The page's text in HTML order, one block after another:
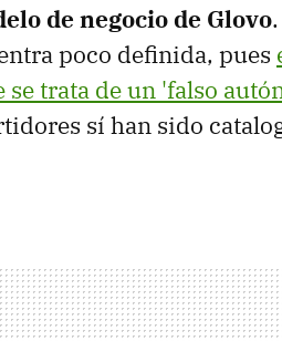
de negocio de Glovo
poco definida, pues
trata de un 'falso
sí han sido